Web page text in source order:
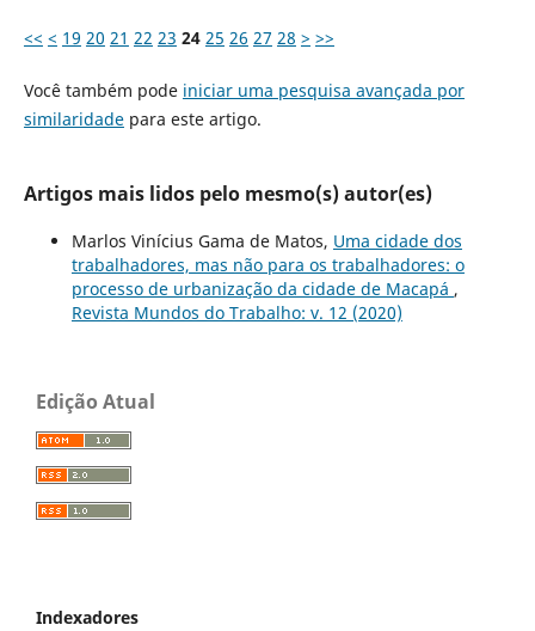
<< < 19 20 21 22 23 24 25 26 27 28 > >>
Você também pode iniciar uma pesquisa avançada por
similaridadepara este artigo.
Artigos mais lidos pelo mesmo(s) autor(es)
Marlos Vinícius Gama de Matos, Uma cidade dos
trabalhadores, mas não para os trabalhadores: o
processo de urbanização da cidade de Macapá ,
Revista Mundos do Trabalho: v. 12 (2020)
Edição Atual
Indexadores